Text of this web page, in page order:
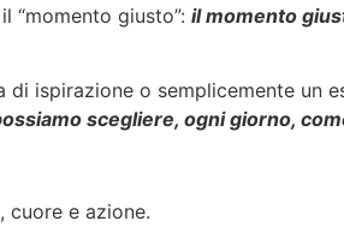
“momento giusto”: il momento
ispirazione o semplicemente un
scegliere, ogni giorno,
cuore e azione.